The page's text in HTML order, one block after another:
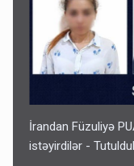
Pakistan
İrandan Füzuliyə
istəyirdilər -